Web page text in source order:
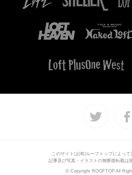
このサイトは(有)ルーフトップによって
記事及び写真・イラストの無断復転載は
© Copyright ROOFTOP.All